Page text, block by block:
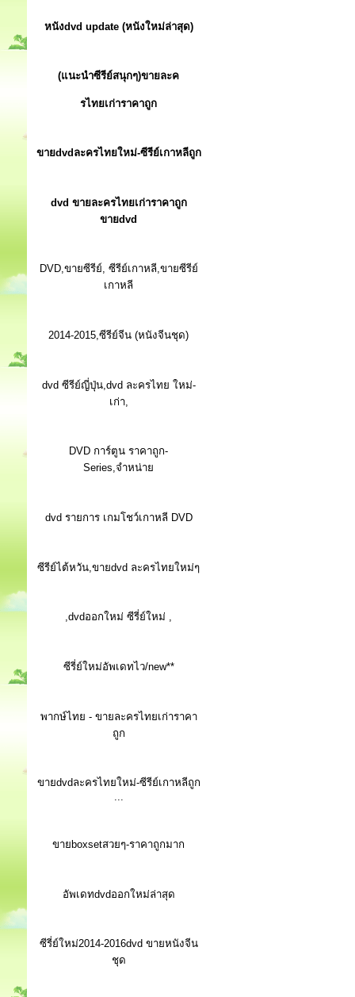
หนังdvd update (หนังใหม่ล่าสุด)
(แนะนำซีรีย์สนุกๆ)ขายละค
รไทยเก่าราคาถูก
ขายdvdละครไทยใหม่-ซีรีย์เกาหลีถูก
dvd ขายละครไทยเก่าราคาถูก
ขายdvd
DVD,ขายซีรีย์, ซีรีย์เกาหลี,ขายซีรีย์
เกาหลี
2014-2015,ซีรีย์จีน (หนังจีนชุด)
dvd ซีรีย์ญี่ปุ่น,dvd ละครไทย ใหม่-
เก่า,
DVD การ์ตูน ราคาถูก-
Series,จำหน่าย
dvd รายการ เกมโชว์เกาหลี DVD
ซีรีย์ไต้หวัน,ขายdvd ละครไทยใหม่ๆ
,dvdออกใหม่ ซีรี่ย์ใหม่ ,
ซีรี่ย์ใหม่อัพเดทไว/new**
พากษ์ไทย - ขายละครไทยเก่าราคา
ถูก
ขายdvdละครไทยใหม่-ซีรีย์เกาหลีถูก
...
ขายboxsetสวยๆ-ราคาถูกมาก
อัพเดทdvdออกใหม่ล่าสุด
ซีรี่ย์ใหม่2014-2016dvd ขายหนังจีน
ชุด